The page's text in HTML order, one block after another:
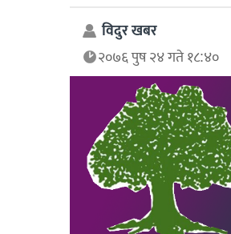
विदुर खबर
२०७६ पुष २४ गते १८:४०